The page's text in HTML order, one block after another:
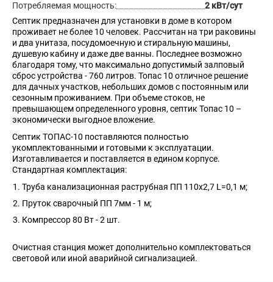
Потребляемая мощность:
2 кВт/сут
Септик предназначен для установки в доме в котором
проживает не более 10 человек. Рассчитан на три раковины
и два унитаза, посудомоечную и стиральную машины,
душевую кабину и даже две ванны. Последнее возможно
благодаря тому, что максимально допустимый залповый
сброс устройства - 760 литров. Топас 10 отличное решение
для дачных участков, небольших домов с постоянным или
сезонным проживанием. При объеме стоков, не
превышающем определенного уровня, септик Топас 10 –
экономически выгодное вложение.
Септик ТОПАС-10 поставляются полностью
укомплектованными и готовыми к эксплуатации.
Изготавливается и поставляется в едином корпусе.
Стандартная комплектация:
Труба канализационная раструбная ПП 110х2,7 L=0,1 м;
Пруток сварочный ПП 7мм - 1 м;
Компрессор 80 Вт - 2 шт.
Очистная станция может дополнительно комплектоваться
световой или иной аварийной сигнализацией.